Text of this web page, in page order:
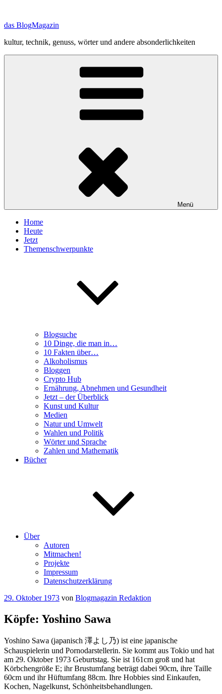
springen
das BlogMagazin
kultur, technik, genuss, wörter und andere absonderlichkeiten
Menü
Home
Heute
Jetzt
Themenschwerpunkte
Blogsuche
10 Dinge, die man in…
10 Fakten über…
Alkoholismus
Bloggen
Crypto Hub
Ernährung, Abnehmen und Gesundheit
Jetzt – der Überblick
Kunst und Kultur
Medien
Natur und Umwelt
Wahlen und Politik
Wörter und Sprache
Zahlen und Mathematik
Bücher
Über
Autoren
Mitmachen!
Projekte
Impressum
Datenschutzerklärung
Veröffentlicht
29. Oktober 1973 von Blogmagazin Redaktion
Köpfe: Yoshino Sawa
Yoshino Sawa (japanisch 澤よし乃) ist eine japanische
Schauspielerin und Pornodarstellerin. Sie kommt aus Tokio und hat
am 29. Oktober 1973 Geburtstag. Sie ist 161cm groß und hat
Körbchengröße E; ihr Brustumfang beträgt dabei 90cm, ihre Taille
60cm und ihr Hüftumfang 88cm. Ihre Hobbies sind Einkaufen,
Kochen, Nagelkunst, Schönheitsbehandlungen.